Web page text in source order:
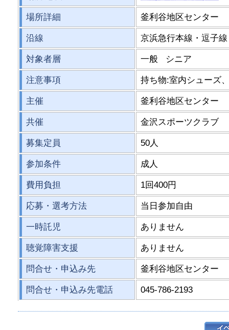
場所詳細 釜利谷地区センター
沿線 京浜急行本線・逗
対象者層 一般 シニア
注意事項 持ち物:室内シューズ
主催 釜利谷地区センター
共催 金沢スポーツクラブ
募集定員 50人
参加条件 成人
費用負担 1回400円
応募・選考方法 当日参加自由
一時託児 ありません
聴覚障害支援 ありません
問合せ・申込み先 釜利谷地区センター
問合せ・申込み先電話 045-786-2193